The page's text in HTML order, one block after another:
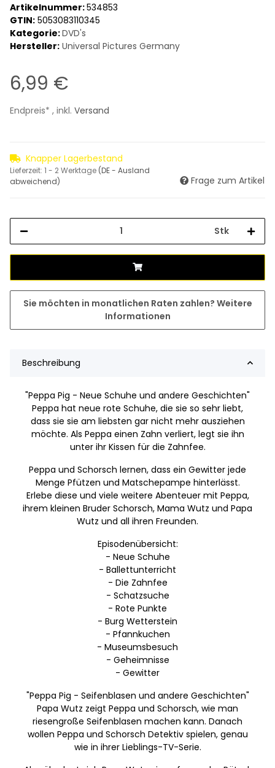
Artikelnummer:534853
GTIN: 5053083110345
Kategorie:DVD's
Hersteller: Universal Pictures Germany
6,99 €
Endpreis* , inkl. Versand
Knapper Lagerbestand
Lieferzeit: 1 - 2 Werktage (DE - Ausland
abweichend)
Frage zum Artikel
Stk
Sie möchten in monatlichen Raten zahlen? Weitere
Informationen
Beschreibung
"Peppa Pig - Neue Schuhe und andere Geschichten"
Peppa hat neue rote Schuhe, die sie so sehr liebt,
dass sie sie am liebsten gar nicht mehr ausziehen
möchte. Als Peppa einen Zahn verliert, legt sie ihn
unter ihr Kissen für die Zahnfee.
Peppa und Schorsch lernen, dass ein Gewitter jede
Menge Pfützen und Matschepampe hinterlässt.
Erlebe diese und viele weitere Abenteuer mit Peppa,
ihrem kleinen Bruder Schorsch, Mama Wutz und Papa
Wutz und all ihren Freunden.
Episodenübersicht:
- Neue Schuhe
- Ballettunterricht
- Die Zahnfee
- Schatzsuche
- Rote Punkte
- Burg Wetterstein
- Pfannkuchen
- Museumsbesuch
- Geheimnisse
- Gewitter
"Peppa Pig - Seifenblasen und andere Geschichten"
Papa Wutz zeigt Peppa und Schorsch, wie man
riesengroße Seifenblasen machen kann. Danach
wollen Peppa und Schorsch Detektiv spielen, genau
wie in ihrer Lieblings-TV-Serie.